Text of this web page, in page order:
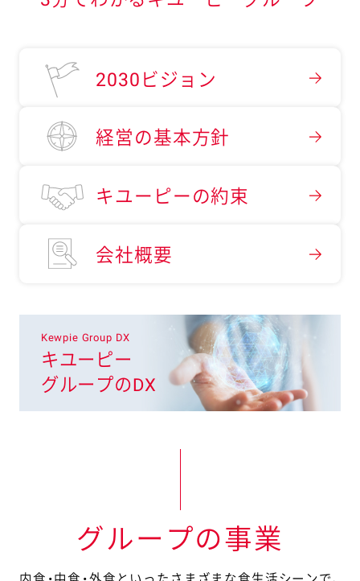
2030ビジョン
経営の基本方針
キユーピーの約束
会社概要
Kewpie Group DX
キユーピー
グループのDX
グループの事業